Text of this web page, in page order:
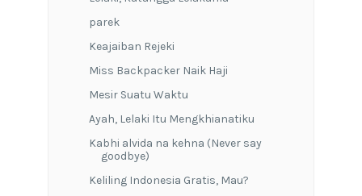
parek
Keajaiban Rejeki
Miss Backpacker Naik Haji
Mesir Suatu Waktu
Ayah, Lelaki Itu Mengkhianatiku
Kabhi alvida na kehna (Never say
goodbye)
Keliling Indonesia Gratis, Mau?